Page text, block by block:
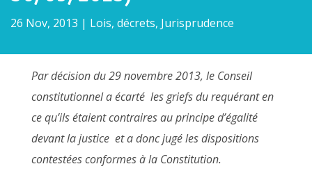
26 Nov, 2013 | Lois, décrets, Jurisprudence
Par décision du 29 novembre 2013, le Conseil
constitutionnel a écarté les griefs du requérant en
ce qu’ils étaient contraires au principe d’égalité
devant la justice et a donc jugé les dispositions
contestées conformes à la Constitution.